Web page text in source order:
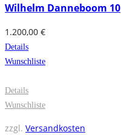
Wilhelm Danneboom 10
1.200,00 €
Details
Wunschliste
Details
Wunschliste
zzgl. Versandkosten